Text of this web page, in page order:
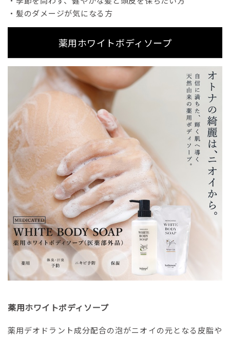
・髪のダメージが気になる方
薬用ホワイトボディソープ
薬用ホワイトボディソープ
薬用デオドラント成分配合の泡がニオイの元となる皮脂や